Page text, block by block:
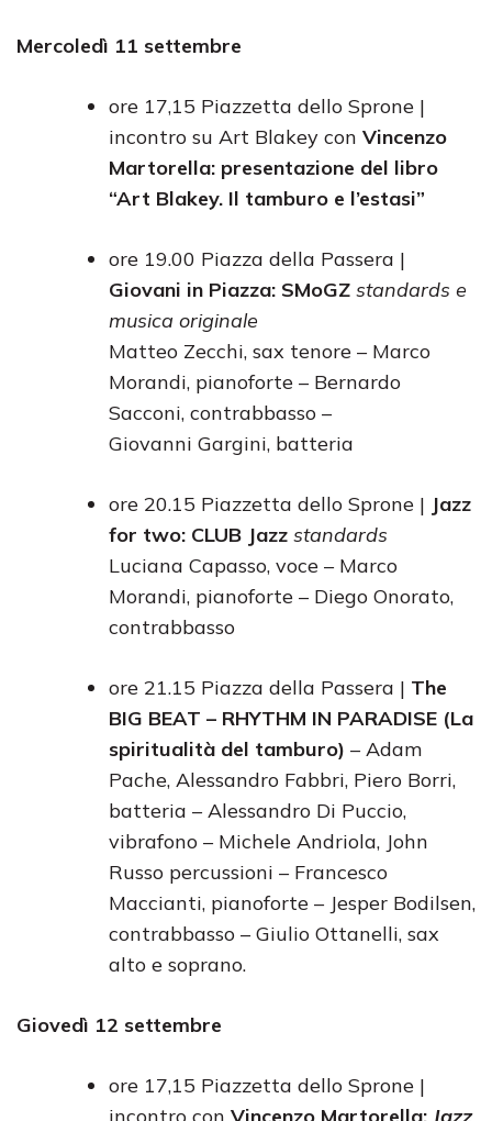
Mercoledì 11 settembre
ore 17,15 Piazzetta dello Sprone |
incontro su Art Blakey con Vincenzo
Martorella: presentazione del libro
“Art Blakey. Il tamburo e l’estasi”
ore 19.00 Piazza della Passera |
Giovani in Piazza: SMoGZ standards e
musica originale
Matteo Zecchi, sax tenore – Marco
Morandi, pianoforte – Bernardo
Sacconi, contrabbasso –
Giovanni Gargini, batteria
ore 20.15 Piazzetta dello Sprone | Jazz
for two: CLUB Jazz standards
Luciana Capasso, voce – Marco
Morandi, pianoforte – Diego Onorato,
contrabbasso
ore 21.15 Piazza della Passera | The
BIG BEAT – RHYTHM IN PARADISE (La
spiritualità del tamburo) – Adam
Pache, Alessandro Fabbri, Piero Borri,
batteria – Alessandro Di Puccio,
vibrafono – Michele Andriola, John
Russo percussioni – Francesco
Maccianti, pianoforte – Jesper Bodilsen,
contrabbasso – Giulio Ottanelli, sax
alto e soprano.
Giovedì 12 settembre
ore 17,15 Piazzetta dello Sprone |